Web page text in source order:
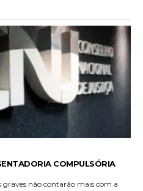
COMPULSÓRIA
não contarão mais com a